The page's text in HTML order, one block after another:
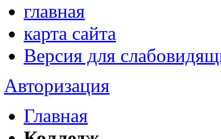
главная
карта сайта
Версия для
Авторизация
Главная